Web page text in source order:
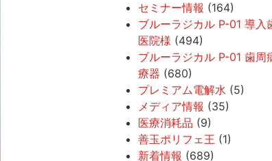
セミナー情報 (164)
ブルーラジカル P-01 導入
医院様 (494)
ブルーラジカル P-01 歯周
療器 (680)
プレミアム電解水 (5)
メディア情報 (35)
医療消耗品 (9)
善玉ポリフェ王 (1)
新着情報 (689)